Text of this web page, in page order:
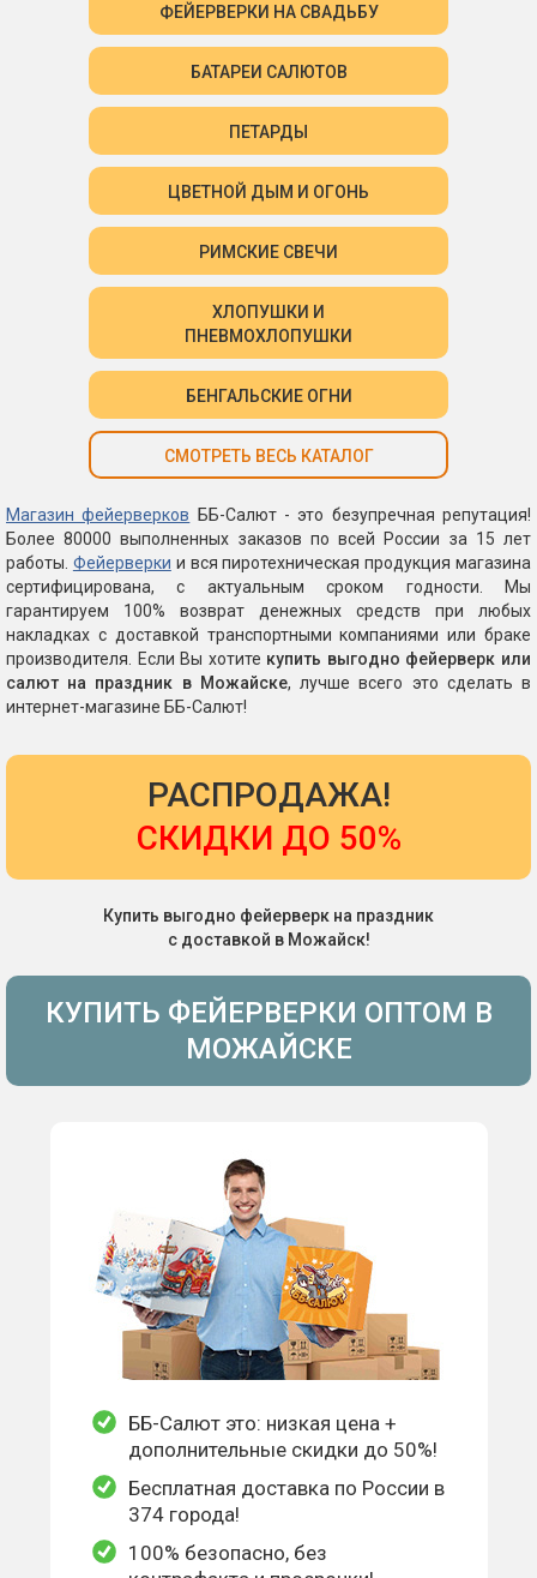
ФЕЙЕРВЕРКИ НА СВАДЬБУ
БАТАРЕИ САЛЮТОВ
ПЕТАРДЫ
ЦВЕТНОЙ ДЫМ И ОГОНЬ
РИМСКИЕ СВЕЧИ
ХЛОПУШКИ И
ПНЕВМОХЛОПУШКИ
БЕНГАЛЬСКИЕ ОГНИ
СМОТРЕТЬ ВЕСЬ КАТАЛОГ
Магазин фейерверков ББ-Салют - это безупречная репутация!
Более 80000 выполненных заказов по всей России за 15 лет
работы. Фейерверки и вся пиротехническая продукция магазина
сертифицирована, с актуальным сроком годности. Мы
гарантируем 100% возврат денежных средств при любых
накладках с доставкой транспортными компаниями или браке
производителя. Если Вы хотите купить выгодно фейерверк или
салют на праздник в Можайске, лучше всего это сделать в
интернет-магазине ББ-Салют!
РАСПРОДАЖА!
СКИДКИ ДО 50%
Купить выгодно фейерверк на праздник
с доставкой в Можайск!
КУПИТЬ ФЕЙЕРВЕРКИ ОПТОМ В
МОЖАЙСКЕ
ББ-Салют это: низкая цена +
дополнительные скидки до 50%!
Бесплатная доставка по России в
374 города!
100% безопасно, без